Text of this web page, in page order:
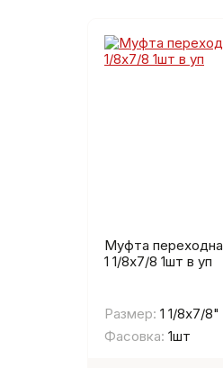
Муфта
1 1/8х7/8 1шт в уп
Размер: 1 1/8х7/8"
Фасовка: 1шт